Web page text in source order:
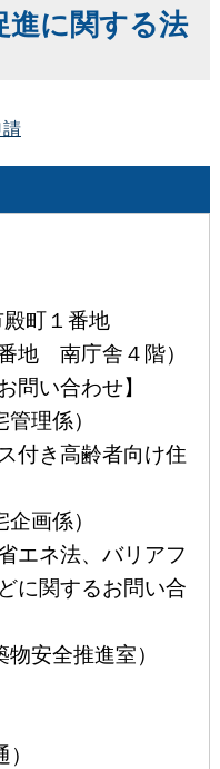
進に関する法
町１番地
地 南庁舎４階）
問い合わせ】
理係）
付き高齢者向け住
画係）
エネ法、バリアフ
に関するお問い合
安全推進室）
）